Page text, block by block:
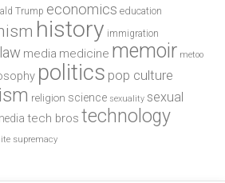
Trump economics education
history immigration
law media medicine memoir metoo
politics pop culture
religion science sexuality sexual
tech bros technology
supremacy